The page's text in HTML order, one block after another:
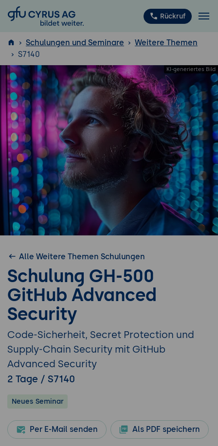
GFU Cyrus AG Rückruf
ISTQB ®
Schulungen und Seminare
Weitere Themen
S7140
Alle Weitere Themen Schulungen
Schulung GH-500
GitHub Advanced
Security
Code-Sicherheit, Secret Protection und
Supply-Chain Security mit GitHub
Advanced Security
2 Tage / S7140
Neues Seminar
Per E-Mail senden Als PDF speichern